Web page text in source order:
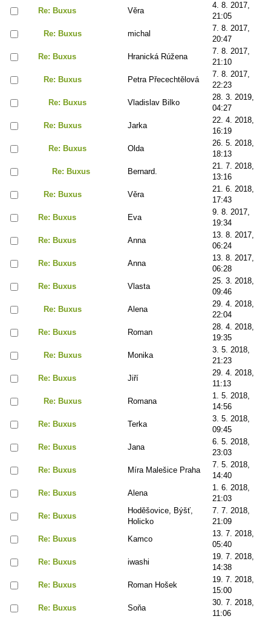
Re: Buxus
Věra
4. 8. 2017,
21:05
Re: Buxus
michal
7. 8. 2017,
20:47
Re: Buxus
Hranická Rúžena
7. 8. 2017,
21:10
Re: Buxus
Petra Přecechtělová
7. 8. 2017,
22:23
Re: Buxus
Vladislav Bilko
28. 3. 2019,
04:27
Re: Buxus
Jarka
22. 4. 2018,
16:19
Re: Buxus
Olda
26. 5. 2018,
18:13
Re: Buxus
Bernard.
21. 7. 2018,
13:16
Re: Buxus
Věra
21. 6. 2018,
17:43
Re: Buxus
Eva
9. 8. 2017,
19:34
Re: Buxus
Anna
13. 8. 2017,
06:24
Re: Buxus
Anna
13. 8. 2017,
06:28
Re: Buxus
Vlasta
25. 3. 2018,
09:46
Re: Buxus
Alena
29. 4. 2018,
22:04
Re: Buxus
Roman
28. 4. 2018,
19:35
Re: Buxus
Monika
3. 5. 2018,
21:23
Re: Buxus
Jiří
29. 4. 2018,
11:13
Re: Buxus
Romana
1. 5. 2018,
14:56
Re: Buxus
Terka
3. 5. 2018,
09:45
Re: Buxus
Jana
6. 5. 2018,
23:03
Re: Buxus
Míra Malešice Praha
7. 5. 2018,
14:40
Re: Buxus
Alena
1. 6. 2018,
21:03
Re: Buxus
Hoděšovice, Býšť,
Holicko
7. 7. 2018,
21:09
Re: Buxus
Kamco
13. 7. 2018,
05:40
Re: Buxus
iwashi
19. 7. 2018,
14:38
Re: Buxus
Roman Hošek
19. 7. 2018,
15:00
Re: Buxus
Soňa
30. 7. 2018,
11:06